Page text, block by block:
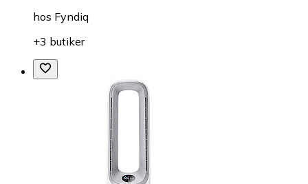
hos Fyndiq
+3 butiker